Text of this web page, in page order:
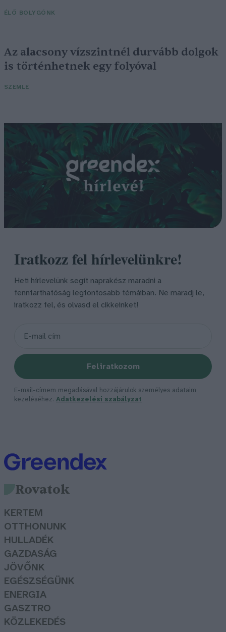
ÉLŐ BOLYGÓNK
Az alacsony vízszintnél durvább dolgok
is történhetnek egy folyóval
SZEMLE
Iratkozz fel hírlevelünkre!
Heti hírlevelünk segít naprakész maradni a
fenntarthatóság legfontosabb témáiban. Ne maradj le,
iratkozz fel, és olvasd el cikkeinket!
Feliratkozom
E-mail-címem megadásával hozzájárulok személyes adataim
kezeléséhez. Adatkezelési szabályzat
Rovatok
KERTEM
OTTHONUNK
HULLADÉK
GAZDASÁG
JÖVŐNK
EGÉSZSÉGÜNK
ENERGIA
GASZTRO
KÖZLEKEDÉS